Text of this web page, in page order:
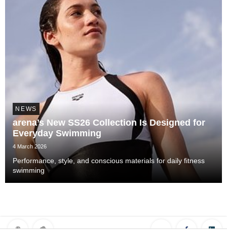
NEWS
arena’s New SS26 Collection Is Designed for
Everyday Swimming
4 March 2026
Performance, style, and conscious materials for daily fitness
swimming